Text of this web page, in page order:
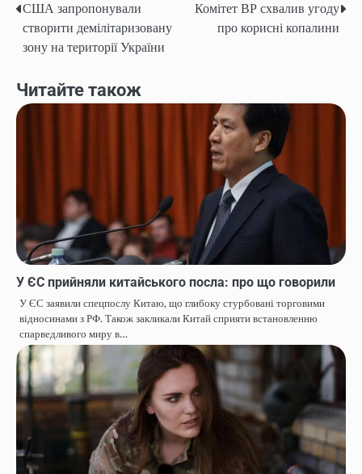
Навігація
записів
США запропонували
створити демілітаризовану
зону на території України
Комітет ВР схвалив угоду
про корисні копалини
Читайте також
У ЄС прийняли китайського посла: про що говорили
У ЄС заявили спецпослу Китаю, що глибоку стурбовані торговими
відносинами з РФ. Також закликали Китай сприяти встановленню
спарведливого миру в…